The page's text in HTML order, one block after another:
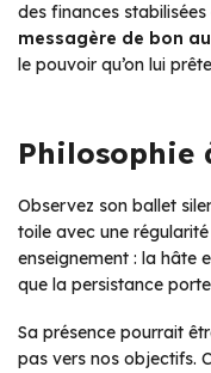
des finances
messagère de bon
le pouvoir qu’on lui
Philosophie
Observez son ballet
toile avec une
enseignement : la hâte
que la persistance
Sa présence pourrait
pas vers nos objectifs.